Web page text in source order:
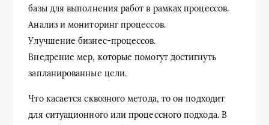
базы для выполнения работ в рамках процессов.
Анализ и мониторинг процессов.
Улучшение бизнес-процессов.
Внедрение мер, которые помогут достигнуть
запланированные цели.
Что касается сквозного метода, то он подходит
для ситуационного или процессного подхода. В